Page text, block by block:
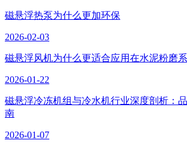
磁悬浮热泵为什么更加环保
2026-02-03
磁悬浮风机为什么更适合应用在水泥粉磨
2026-01-22
磁悬浮冷冻机组与冷水机行业深度剖析：
南
2026-01-07